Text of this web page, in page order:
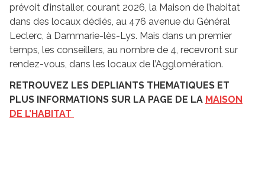
prévoit d’installer, courant 2026, la Maison de l’habitat
dans des locaux dédiés, au 476 avenue du Général
Leclerc, à Dammarie-lès-Lys. Mais dans un premier
temps, les conseillers, au nombre de 4, recevront sur
rendez-vous, dans les locaux de l’Agglomération.
RETROUVEZ LES DEPLIANTS THEMATIQUES ET
PLUS INFORMATIONS SUR LA PAGE DE LA MAISON
DE L’HABITAT